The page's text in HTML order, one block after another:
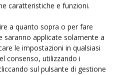
caratteristiche e funzioni.
a quanto sopra o per fare
saranno applicate solamente a
le impostazioni in qualsiasi
consenso, utilizzando i
sul pulsante di gestione
del latte